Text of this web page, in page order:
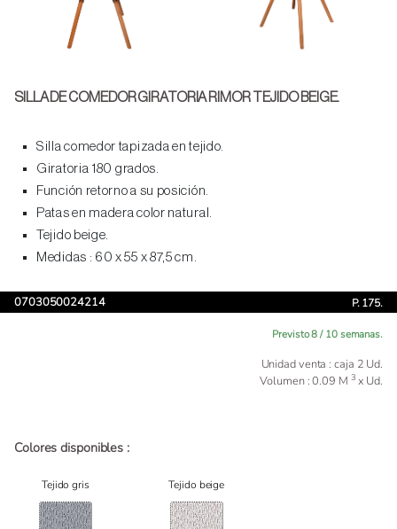
SILLA DE COMEDOR GIRATORIA RIMOR TEJIDO BEIGE.
Silla comedor tapizada en tejido.
Giratoria 180 grados.
Función retorno a su posición.
Patas en madera color natural.
Tejido beige.
Medidas : 60 x 55 x 87,5 cm.
0703050024214 P. 175.
Previsto 8 / 10 semanas.
Unidad venta : caja 2 Ud.
Volumen : 0.09 M 3 x Ud.
Colores disponibles :
Tejido gris Tejido beige